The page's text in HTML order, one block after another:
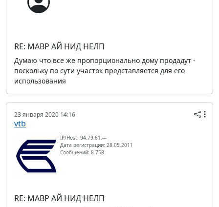
RE: МАВР АЙ НИД НЕЛП
Думаю что все же пропорционально дому продадут -
поскольку по сути участок представляется для его
использования
23 января 2020 14:16
vtb
IP/Host: 94.79.61.---
Дата регистрации: 28.05.2011
Сообщений: 8 758
RE: МАВР АЙ НИД НЕЛП